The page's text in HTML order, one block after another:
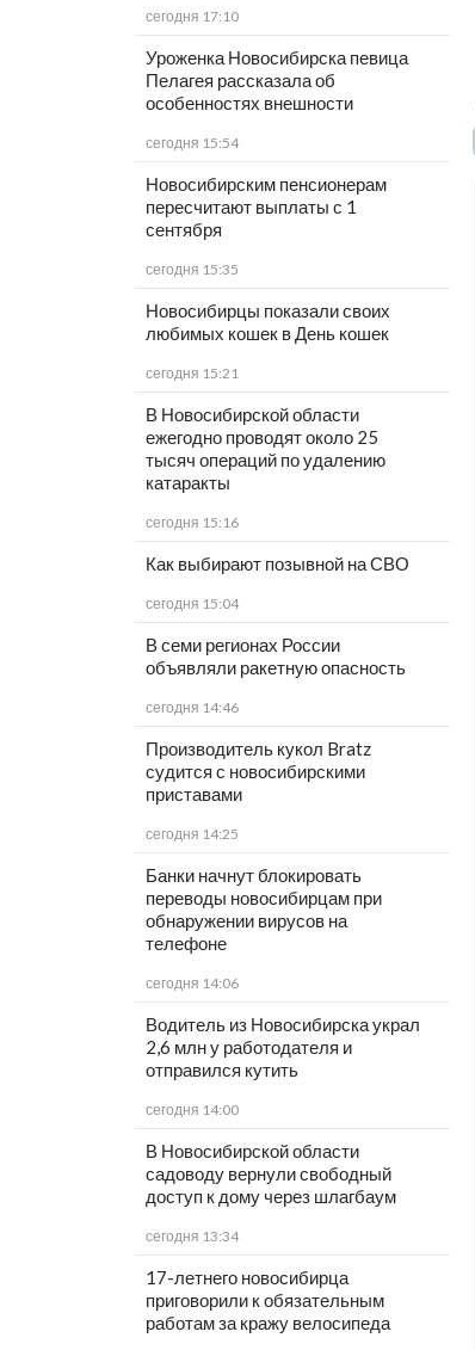
сегодня 17:10
Уроженка Новосибирска певица
Пелагея рассказала об
особенностях внешности
сегодня 15:54
Новосибирским пенсионерам
пересчитают выплаты с 1
сентября
сегодня 15:35
Новосибирцы показали своих
любимых кошек в День кошек
сегодня 15:21
В Новосибирской области
ежегодно проводят около 25
тысяч операций по удалению
катаракты
сегодня 15:16
Как выбирают позывной на СВО
сегодня 15:04
В семи регионах России
объявляли ракетную опасность
сегодня 14:46
Производитель кукол Bratz
судится с новосибирскими
приставами
сегодня 14:25
Банки начнут блокировать
переводы новосибирцам при
обнаружении вирусов на
телефоне
сегодня 14:06
Водитель из Новосибирска украл
2,6 млн у работодателя и
отправился кутить
сегодня 14:00
В Новосибирской области
садоводу вернули свободный
доступ к дому через шлагбаум
сегодня 13:34
17-летнего новосибирца
приговорили к обязательным
работам за кражу велосипеда